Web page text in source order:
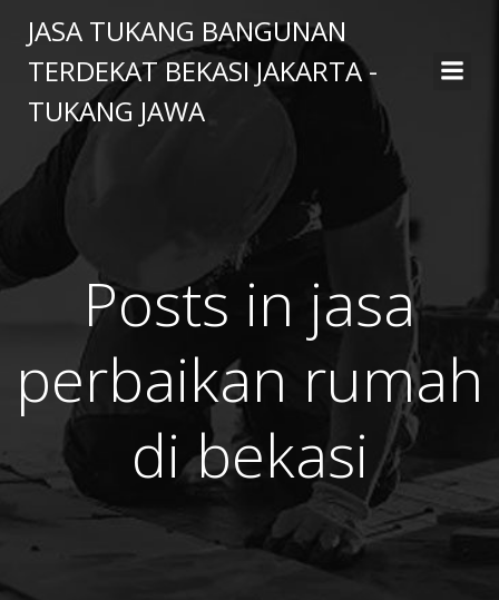
to
content
JASA TUKANG BANGUNAN
TERDEKAT BEKASI JAKARTA -
TUKANG JAWA
Posts in jasa
perbaikan rumah
di bekasi